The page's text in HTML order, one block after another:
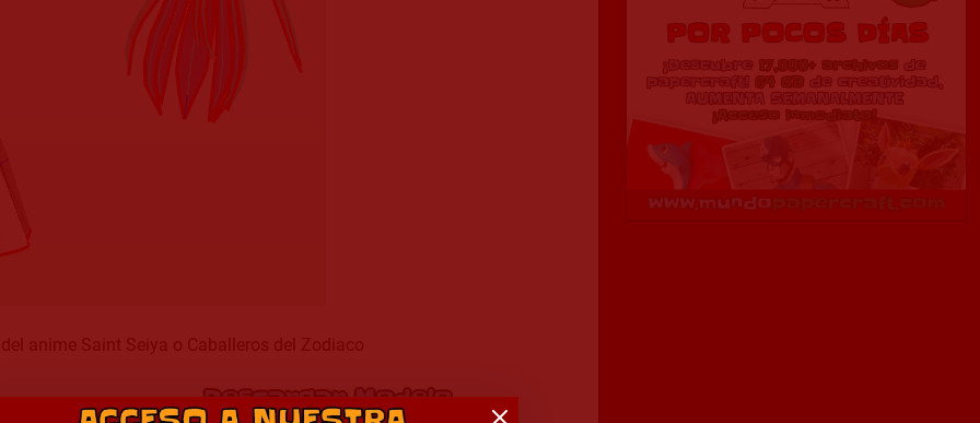
anime Saint Seiya o Caballeros del Zodiaco
Descargar Modelo